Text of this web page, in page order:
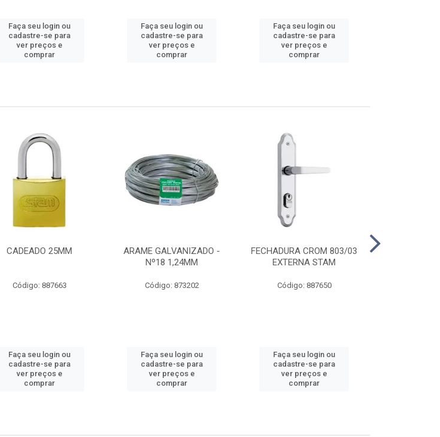
Faça seu login ou
cadastre-se para
ver preços e
comprar
Faça seu login ou
cadastre-se para
ver preços e
comprar
Faça seu login ou
cadastre-se para
ver preços e
comprar
CADEADO 25MM
Código: 887663
Faça seu login ou
cadastre-se para
ver preços e
comprar
ARAME GALVANIZADO -
Nº18 1,24MM
Código: 873202
Faça seu login ou
cadastre-se para
ver preços e
comprar
FECHADURA CROM 803/03
EXTERNA STAM
Código: 887650
Faça seu login ou
cadastre-se para
ver preços e
comprar